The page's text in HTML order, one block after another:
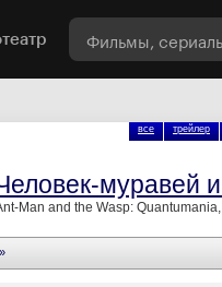
все трейлер
муравей
Man and the Wasp:
»